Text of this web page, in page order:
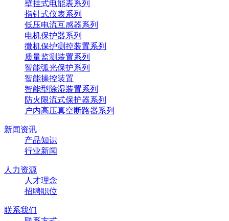
壁挂式电能表系列
指针式仪表系列
低压电流互感器系列
电机保护器系列
微机保护测控装置系列
质量监测装置系列
智能弧光保护系列
智能操控装置
智能型除湿装置系列
防火限流式保护器系列
户内高压真空断路器系列
新闻资讯
产品知识
行业新闻
人力资源
人才理念
招聘职位
联系我们